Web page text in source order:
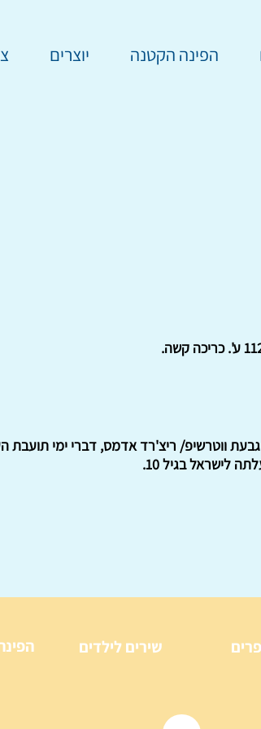
הפינה הקטנה יוצרים
ווטרשיפ/ ריצ'רד אדמס, דברי ימי תועבת
שירים לילדים